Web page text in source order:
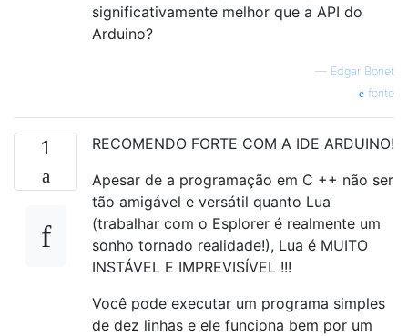
significativamente melhor que a API do
Arduino?
— Edgar Bonet
fonte
1
RECOMENDO FORTE COM A IDE ARDUINO!
Apesar de a programação em C ++ não ser
tão amigável e versátil quanto Lua
(trabalhar com o Esplorer é realmente um
sonho tornado realidade!), Lua é MUITO
INSTÁVEL E IMPREVISÍVEL !!!
Você pode executar um programa simples
de dez linhas e ele funciona bem por um